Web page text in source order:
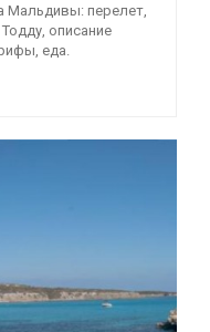
Мальдивы: перелет,
описание
еда.